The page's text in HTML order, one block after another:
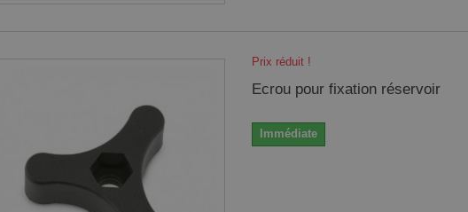
Prix réduit !
Ecrou pour fixation réservoir
Immédiate